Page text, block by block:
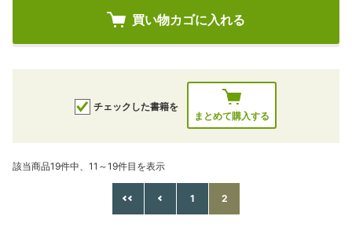
買い物カゴに入れる
チェックした書籍を
まとめて購入する
該当商品19件中、11～19件目を表示
1 2